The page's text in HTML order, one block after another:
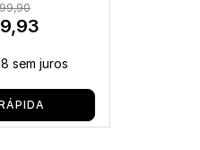
sem juros